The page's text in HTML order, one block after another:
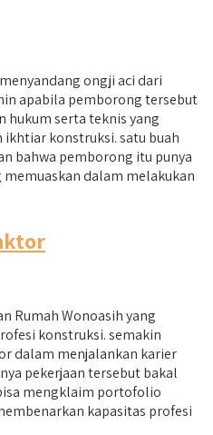
ongji aci dari
apabila pemborong tersebut
hukum serta teknis yang
konstruksi. satu buah
bahwa pemborong itu punya
dalam melakukan
Rumah Wonoasih yang
konstruksi. semakin
dalam menjalankan karier
pekerjaan tersebut bakal
mengklaim portofolio
kapasitas profesi